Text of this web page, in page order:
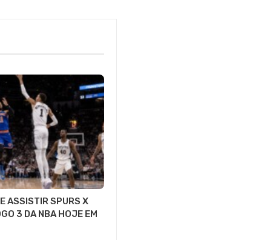
ASSISTIR SPURS X
3 DA NBA HOJE EM